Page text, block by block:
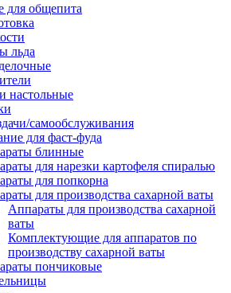
для общепита
льда
настольные
самообслуживания
для фаст-фуда
блинные
для нарезки картофеля спиралью
для попкорна
для производства сахарной ваты
Аппараты для производства сахарной
ваты
Комплектующие для аппаратов по
производству сахарной ваты
пончиковые